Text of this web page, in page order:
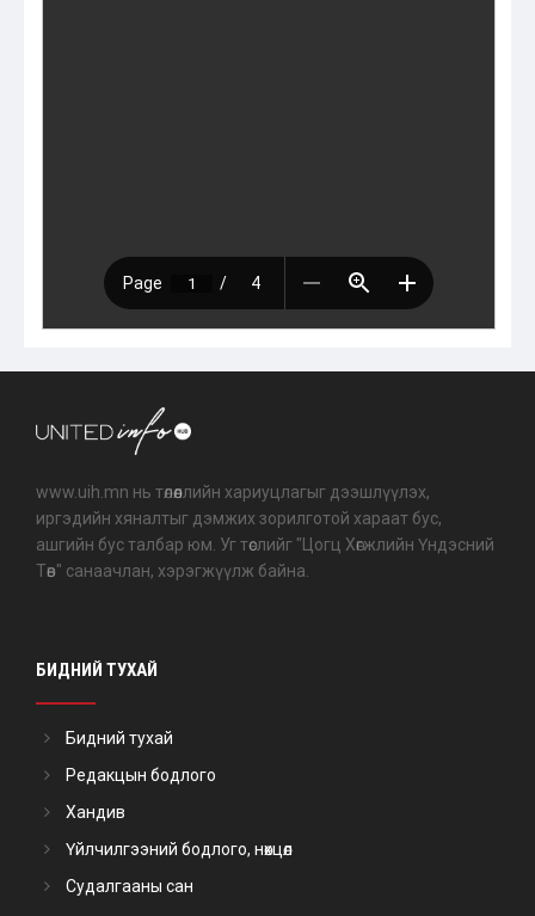
www.uih.mn нь төлөөллийн хариуцлагыг дээшлүүлэх,
иргэдийн хяналтыг дэмжих зорилготой хараат бус,
ашгийн бус талбар юм. Уг төслийг "Цогц Хөгжлийн Үндэсний
Төв" санаачлан, хэрэгжүүлж байна.
БИДНИЙ ТУХАЙ
Бидний тухай
Редакцын бодлого
Хандив
Үйлчилгээний бодлого, нөхцөл
Судалгааны сан